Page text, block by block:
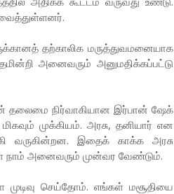
வைத்துள்ளனர்.
தற்காலிக மருத்துவமனையாக
அனைவரும் அனுமதிக்கப்பட்டு
தலைமை நிர்வாகியான இர்பான் ஷேக்
முக்கியம். அரசு, தனியார் என
வருகின்றன. இதைக் காக்க அரசு
நாம் அனைவரும் முன்வர வேண்டும்.
செய்தோம். எங்கள் மசூதியை